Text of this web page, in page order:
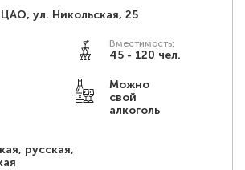
ул. Никольская, 25
Вместимость:
45 - 120 чел.
Можно
свой
алкоголь
русская,